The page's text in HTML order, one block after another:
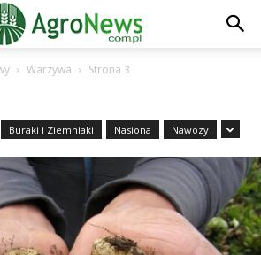
Warzywa Strona 3
Buraki i Ziemniaki Nasiona Nawozy